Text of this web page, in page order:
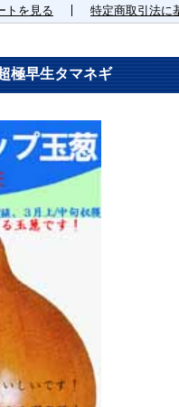
トを見る 特定商取引法に
極早生タマネギ